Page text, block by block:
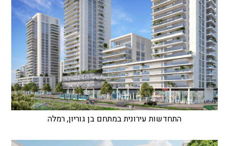
התחדשות עירונית במתחם בן גוריון, רמלה